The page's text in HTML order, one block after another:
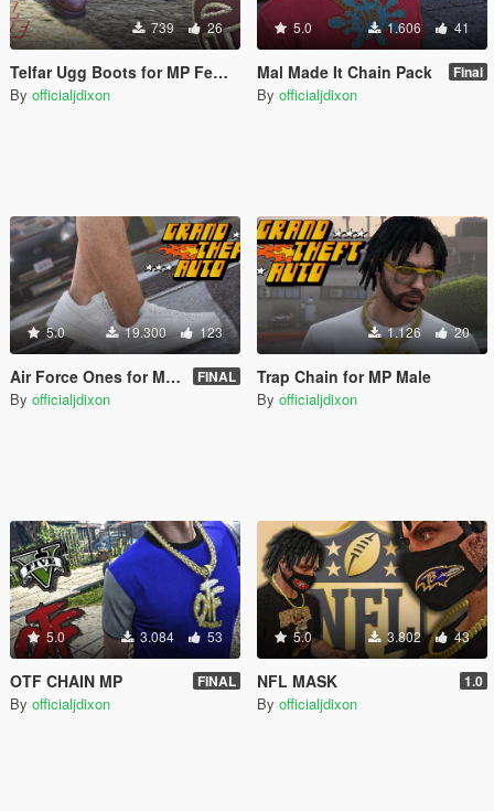
739 26
Telfar Ugg Boots for MP Female
By officialjdixon
5.0 1.606 41
Mal Made It Chain Pack Final
By officialjdixon
5.0 19.300 123
Air Force Ones for MP Male FINAL
By officialjdixon
1.126 20
Trap Chain for MP Male
By officialjdixon
5.0 3.084 53
OTF CHAIN MP FINAL
By officialjdixon
5.0 3.802 43
NFL MASK 1.0
By officialjdixon